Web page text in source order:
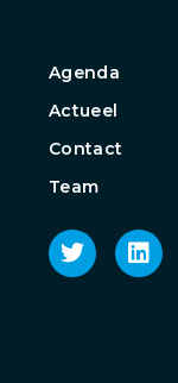
Agenda
Actueel
Contact
Team